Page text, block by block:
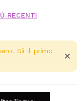
RECENTI
Sii il primo